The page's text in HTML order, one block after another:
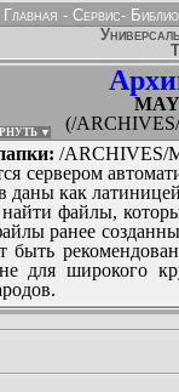
Главная - Сервис-
(/
▼
/ARCHIVES/
сервером
даны как
файлы,
ранее
быть
для широкого